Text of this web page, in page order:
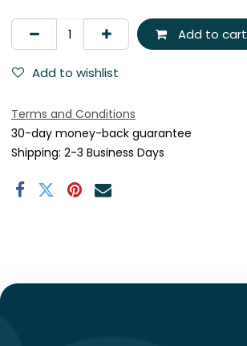
Add to cart
Add to wishlist
Terms and Conditions
30-day money-back guarantee
Shipping: 2-3 Business Days